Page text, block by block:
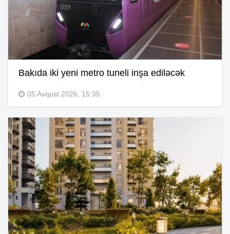
Bakıda iki yeni metro tuneli inşa ediləcək
05 Avqust 2026, 15:35